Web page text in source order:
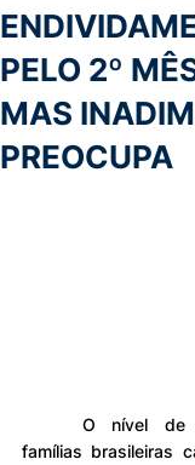
PELO 2º
MAS
PREOCUPA
famílias brasileiras